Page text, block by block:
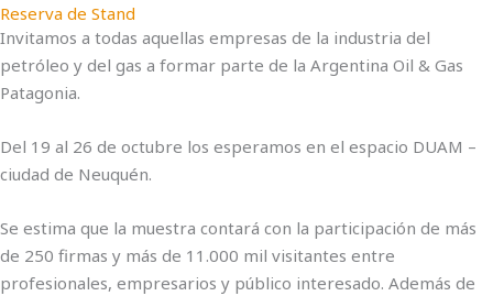
Reserva de Stand
Invitamos a todas aquellas empresas de la industria del
petróleo y del gas a formar parte de la Argentina Oil & Gas
Patagonia.
Del 19 al 26 de octubre los esperamos en el espacio DUAM –
ciudad de Neuquén.
Se estima que la muestra contará con la participación de más
de 250 firmas y más de 11.000 mil visitantes entre
profesionales, empresarios y público interesado. Además de